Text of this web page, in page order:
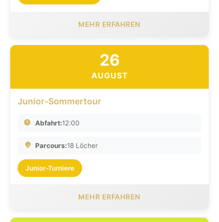
MEHR ERFAHREN
26
AUGUST
Junior-Sommertour
Abfahrt:12:00
Parcours:18 Löcher
Junior-Turniere
MEHR ERFAHREN